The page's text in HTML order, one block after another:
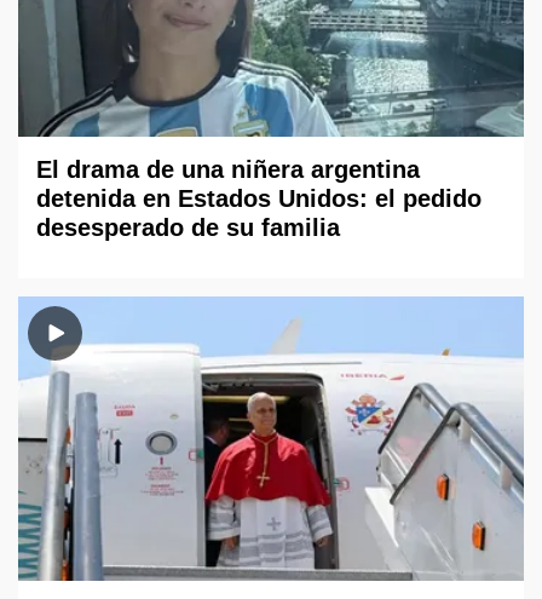
El drama de una niñera argentina
detenida en Estados Unidos: el pedido
desesperado de su familia